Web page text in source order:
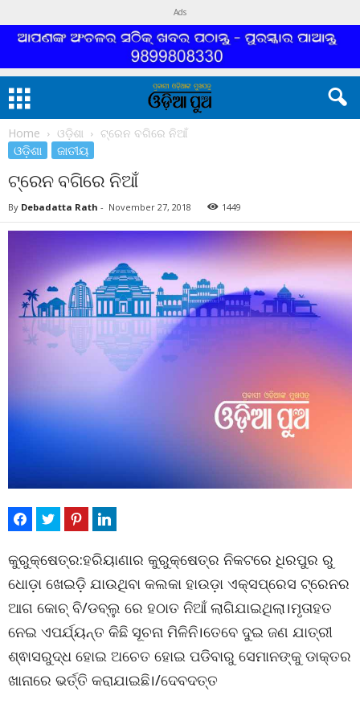
Ads
Home ଓଡ଼ିଶା ଟ୍ରେନ ବଗିରେ ନିଆଁ
ଓଡ଼ିଶା ଜାତୀୟ
ଟ୍ରେନ ବଗିରେ ନିଆଁ
By Debadatta Rath - November 27, 2018 1449
କୁରୁକ୍ଷେତ୍ର:ହରିୟାଣାର କୁରୁକ୍ଷେତ୍ର ନିକଟରେ ଧିରପୁର ରୁ
ଧୋଡ଼ା ଖେଇଡ଼ି ଯାଉଥିବା କଲକା ହାଉଡ଼ା ଏକ୍ସପ୍ରେସ ଟ୍ରେନର
ଆଗ କୋଚ୍ ବି/ଡବ୍ଲୁ ରେ ହଠାତ ନିଆଁ ଲାଗିଯାଇଥିଲା।ମୃତାହତ
ନେଇ ଏପର୍ଯ୍ୟନ୍ତ କିଛି ସୂଚନା ମିଳିନି।ତେବେ ଦୁଇ ଜଣ ଯାତ୍ରୀ
ଶ୍ଵାସରୁଦ୍ଧ ହୋଇ ଅଚେତ ହୋଇ ପଡିବାରୁ ସେମାନଙ୍କୁ ଡାକ୍ତର
ଖାନାରେ ଭର୍ତ୍ତି କରାଯାଇଛି।/ଦେବଦତ୍ତ